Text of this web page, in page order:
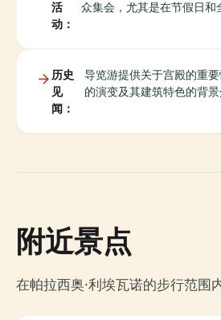
活
动：
众集会，尤其是在节假日和
历史
见
闻：
导览游提供关于宫殿的重
的演变及其建筑特色的背景
附近景点
在帕拉西奥·利埃瓦诺的步行范围